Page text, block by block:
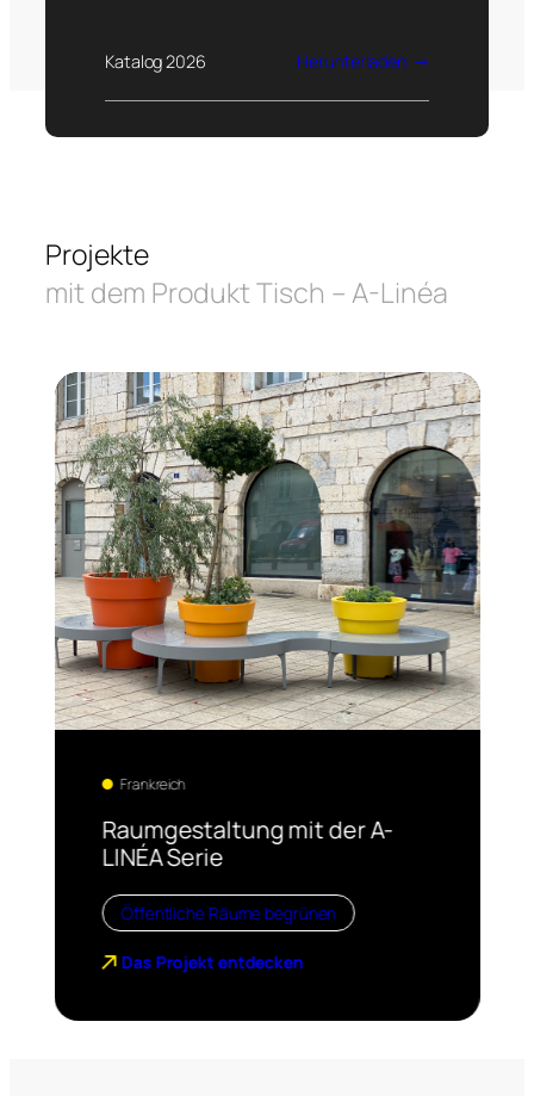
Katalog 2026 Herunterladen
Projekte
mit dem Produkt Tisch – A-Linéa
Frankreich
Raumgestaltung mit der A-
LINÉA Serie
Öffentliche Räume begrünen
Das Projekt entdecken